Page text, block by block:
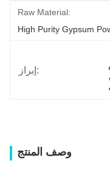
Raw Material:
High Purity Gypsum
إبراز:
,
وصف المنتج